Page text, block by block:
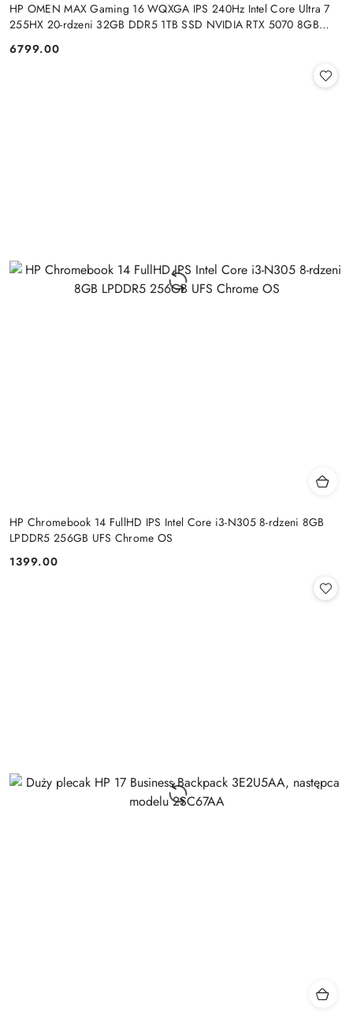
HP OMEN MAX Gaming 16 WQXGA IPS 240Hz Intel Core Ultra 7
255HX 20-rdzeni 32GB DDR5 1TB SSD NVIDIA RTX 5070 8GB
Cena:
6799.00
HP Chromebook 14 FullHD IPS Intel Core i3-N305 8-rdzeni 8GB
LPDDR5 256GB UFS Chrome OS
Cena:
1399.00